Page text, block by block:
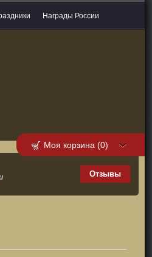
Награды России
Моя корзина (0)
Отзывы